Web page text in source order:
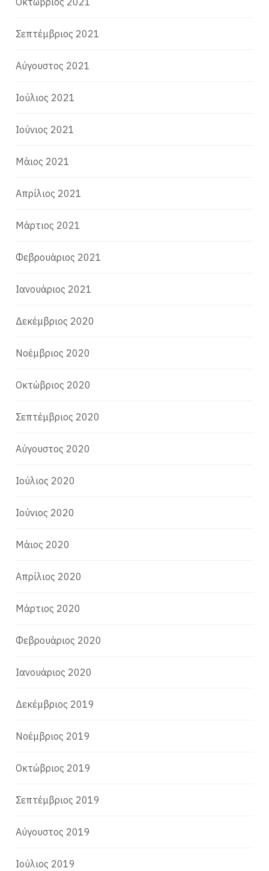
Σεπτέμβριος 2021
Αύγουστος 2021
Ιούλιος 2021
Ιούνιος 2021
Μάιος 2021
Απρίλιος 2021
Μάρτιος 2021
Φεβρουάριος 2021
Ιανουάριος 2021
Δεκέμβριος 2020
Νοέμβριος 2020
Οκτώβριος 2020
Σεπτέμβριος 2020
Αύγουστος 2020
Ιούλιος 2020
Ιούνιος 2020
Μάιος 2020
Απρίλιος 2020
Μάρτιος 2020
Φεβρουάριος 2020
Ιανουάριος 2020
Δεκέμβριος 2019
Νοέμβριος 2019
Οκτώβριος 2019
Σεπτέμβριος 2019
Αύγουστος 2019
Ιούλιος 2019